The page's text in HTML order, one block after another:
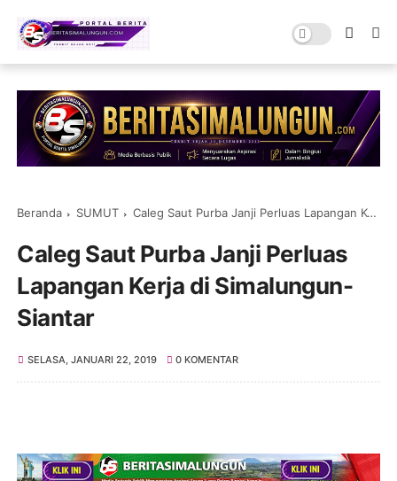
Beranda SUMUT Caleg Saut Purba Janji Perluas Lapangan Kerja di Simalungun-Siantar
Caleg Saut Purba Janji Perluas
Lapangan Kerja di Simalungun-
Siantar
SELASA, JANUARI 22, 2019 0 KOMENTAR